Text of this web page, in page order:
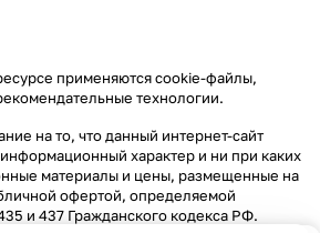
применяютсяcookie-файлы,
технологии.
на то, что данный интернет-сайт
характер и ни при каких
материалы и цены, размещенные на
офертой, определяемой
и 437 Гражданского кодекса РФ.